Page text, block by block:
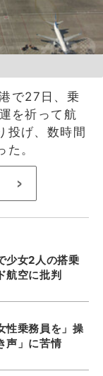
で27日、乗
を祈って航
投げ、数時間
。
>
少女2人の搭乗
航空に批判
性乗務員を」操
声」に苦情